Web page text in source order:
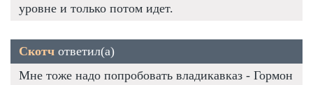
уровне и только потом идет.
Скотч ответил(а)
Мне тоже надо попробовать владикавказ - Гормон